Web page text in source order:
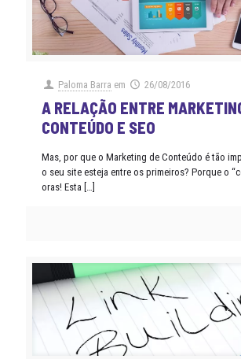
Paloma Barra em 26/08/2016
A RELAÇÃO ENTRE
CONTEÚDO E SEO
Mas, por que o Marketing de Conteúdo é tão
o seu site esteja entre os primeiros? Porque o
oras! Esta […]